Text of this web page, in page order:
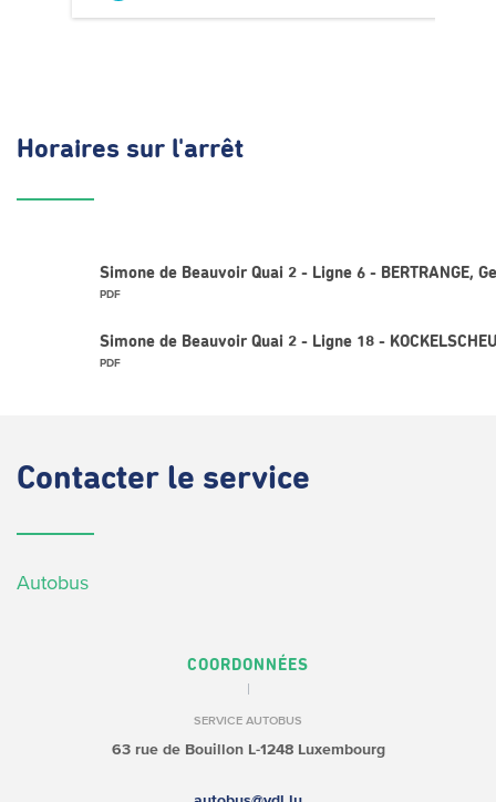
Horaires sur l'arrêt
Simone de Beauvoir Quai 2 - Ligne 6 - BERTRANGE,
PDF
Simone de Beauvoir Quai 2 - Ligne 18 -
PDF
Contacter le service
Autobus
COORDONNÉES
SERVICE AUTOBUS
63 rue de BouillonL-1248 Luxembourg